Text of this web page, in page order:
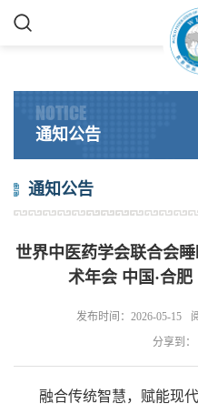
NOTICE
通知公告
通知公告
世界中医药学会联合会
术年会 中国·合肥
发布时间：2026-05-15
分享到：
融合传统智慧，赋能现代